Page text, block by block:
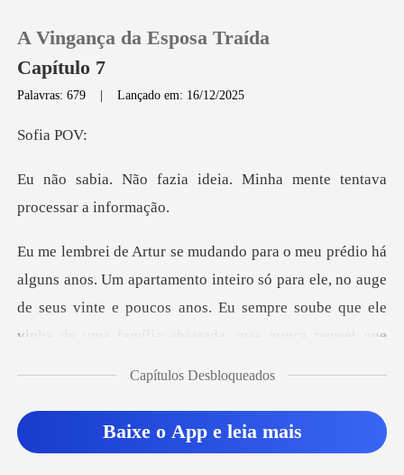
Loja
A Vingança da Esposa Traída
Capítulo 7
Palavras: 679 |Lançado em: 16/12/2025
ia
ideia. Minha mente tenta
ro só para ele, no auge
de seus vinte e poucos anos. Eu sempre soube que ele
vinha de um
Capítulos Desbloqueados
Baixe o App e leia mais